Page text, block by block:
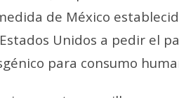
de México
Unidos a pedir el
para consumo